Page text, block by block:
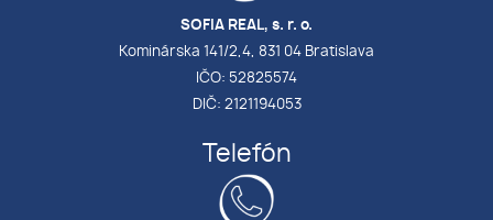
SOFIA REAL, s. r. o.
Kominárska 141/2,4, 831 04 Bratislava
IČO: 52825574
DIČ: 2121194053
Telefón